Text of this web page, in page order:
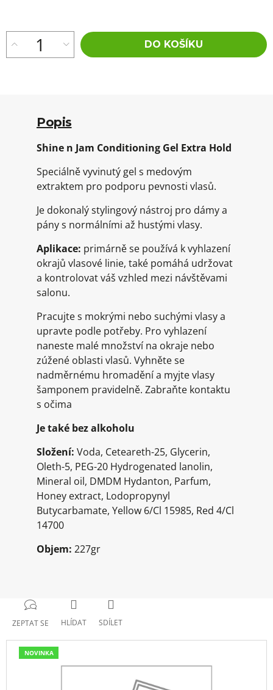
DO KOŠÍKU
Popis
Shine n Jam Conditioning Gel Extra Hold
Speciálně vyvinutý gel s medovým
extraktem pro podporu pevnosti vlasů.
Je dokonalý stylingový nástroj pro dámy a
pány s normálními až hustými vlasy.
Aplikace: primárně se používá k vyhlazení
okrajů vlasové linie, také pomáhá udržovat
a kontrolovat váš vzhled mezi návštěvami
salonu.
Pracujte s mokrými nebo suchými vlasy a
upravte podle potřeby. Pro vyhlazení
naneste malé množství na okraje nebo
zúžené oblasti vlasů. Vyhněte se
nadměrnému hromadění a myjte vlasy
šamponem pravidelně. Zabraňte kontaktu
s očima
Je také bez alkoholu
Složení: Voda, Ceteareth-25, Glycerin,
Oleth-5, PEG-20 Hydrogenated lanolin,
Mineral oil, DMDM Hydanton, Parfum,
Honey extract, Lodopropynyl
Butycarbamate, Yellow 6/Cl 15985, Red 4/Cl
14700
Objem: 227gr
ZEPTAT SE HLÍDAT SDÍLET
NOVINKA